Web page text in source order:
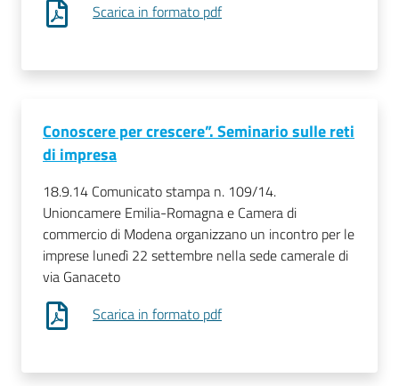
Scarica in formato pdf
Conoscere per crescere”. Seminario sulle reti
di impresa
18.9.14 Comunicato stampa n. 109/14.
Unioncamere Emilia-Romagna e Camera di
commercio di Modena organizzano un incontro per le
imprese lunedì 22 settembre nella sede camerale di
via Ganaceto
Scarica in formato pdf